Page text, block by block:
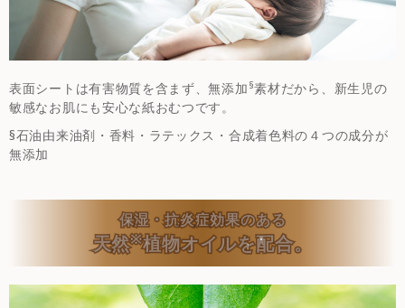
表面シートは有害物質を含まず、無添加 §素材だから、新生児の
敏感なお肌にも安心な紙おむつです。
§石油由来油剤・香料・ラテックス・合成着色料の４つの成分が
無添加
保湿・抗炎症効果のある
天然※植物オイルを配合。